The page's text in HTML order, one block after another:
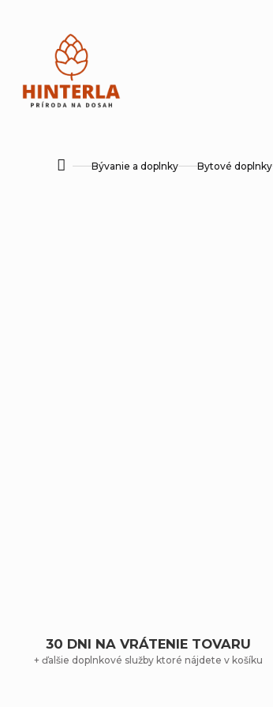
DomovBývanie a doplnky Bytové doplnky
30 DNI NA VRÁTENIE TOVARU
+ ďalšie doplnkové služby ktoré nájdete v košíku